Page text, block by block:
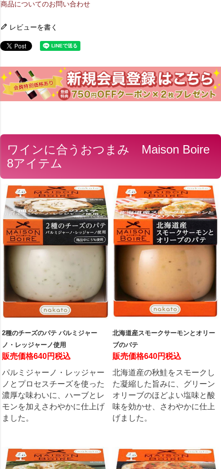
商品についてのお問い合わせ
レビューを書く
ワインに合うおつまみ Maison Boire
8アイテム
2種のチーズのパテ パルミジャー
ノ・レッジャーノ使用
販売価格640円税込
パルミジャーノ・レッジャー
ノとプロセスチーズを使った
濃厚な味わいに、ハーブとレ
モンを加えさわやかに仕上げ
ました。
北海道産スモークサーモンとオリー
ブのパテ
販売価格640円税込
北海道産の秋鮭をスモークし
た凝縮した旨みに、グリーン
オリーブのほどよい塩味と酸
味を効かせ、さわやかに仕上
げました。